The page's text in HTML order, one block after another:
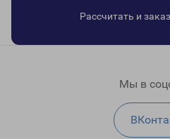
Рассчитать и
Мы в